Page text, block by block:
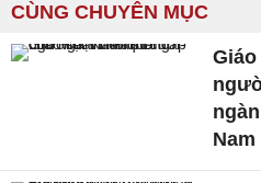
CÙNG CHUYÊN MỤC